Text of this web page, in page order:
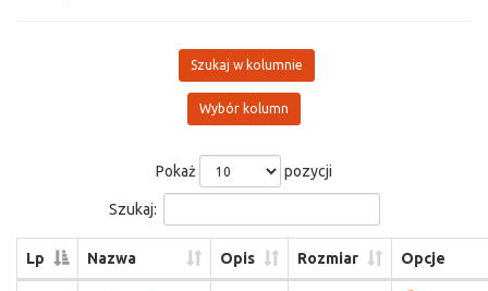
Szukaj w kolumnie
Wybór kolumn
Pokaż pozycji
Szukaj:
Lp Nazwa Opis Rozmiar Opcje